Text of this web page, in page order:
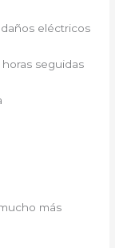
eléctricos
seguidas
más